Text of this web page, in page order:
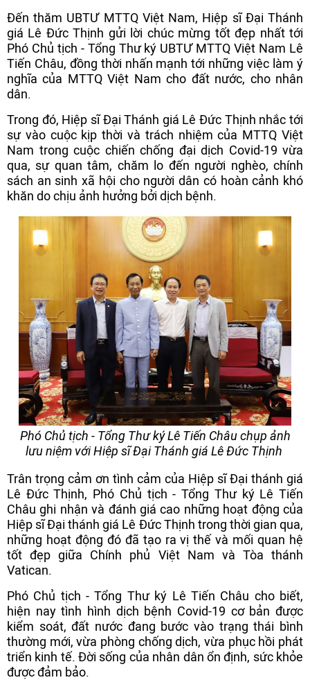
Đến thăm UBTƯ MTTQ Việt Nam, Hiệp sĩ Đại Thánh
giá Lê Đức Thịnh gửi lời chúc mừng tốt đẹp nhất tới
Phó Chủ tịch - Tổng Thư ký UBTƯ MTTQ Việt Nam Lê
Tiến Châu, đồng thời nhấn mạnh tới những việc làm ý
nghĩa của MTTQ Việt Nam cho đất nước, cho nhân
dân.
Trong đó, Hiệp sĩ Đại Thánh giá Lê Đức Thịnh nhắc tới
sự vào cuộc kịp thời và trách nhiệm của MTTQ Việt
Nam trong cuộc chiến chống đại dịch Covid-19 vừa
qua, sự quan tâm, chăm lo đến người nghèo, chính
sách an sinh xã hội cho người dân có hoàn cảnh khó
khăn do chịu ảnh hưởng bởi dịch bệnh.
Phó Chủ tịch - Tổng Thư ký Lê Tiến Châu chụp ảnh
lưu niệm với Hiệp sĩ Đại Thánh giá Lê Đức Thịnh
Trân trọng cảm ơn tình cảm của Hiệp sĩ Đại thánh giá
Lê Đức Thịnh, Phó Chủ tịch - Tổng Thư ký Lê Tiến
Châu ghi nhận và đánh giá cao những hoạt động của
Hiệp sĩ Đại thánh giá Lê Đức Thịnh trong thời gian qua,
những hoạt động đó đã tạo ra vị thế và mối quan hệ
tốt đẹp giữa Chính phủ Việt Nam và Tòa thánh
Vatican.
Phó Chủ tịch - Tổng Thư ký Lê Tiến Châu cho biết,
hiện nay tình hình dịch bệnh Covid-19 cơ bản được
kiểm soát, đất nước đang bước vào trạng thái bình
thường mới, vừa phòng chống dịch, vừa phục hồi phát
triển kinh tế. Đời sống của nhân dân ổn định, sức khỏe
được đảm bảo.